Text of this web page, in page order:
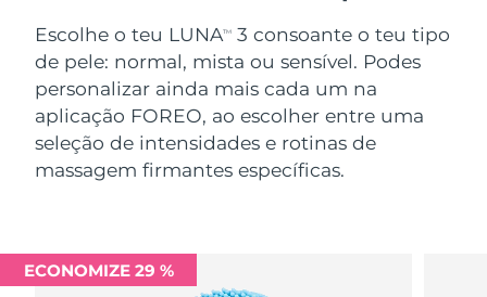
Escolhe o teu LUNATM
3 consoante o teu tipo
de pele: normal, mista ou sensível. Podes
personalizar ainda mais cada um na
aplicação FOREO, ao escolher entre uma
seleção de intensidades e rotinas de
massagem firmantes específicas.
ECONOMIZE 29 %